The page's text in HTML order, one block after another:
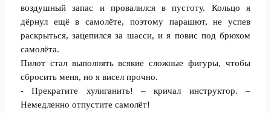
воздушный запас и провалился в пустоту. Кольцо я
дёрнул ещё в самолёте, поэтому парашют, не успев
раскрыться, зацепился за шасси, и я повис под брюхом
самолёта.
Пилот стал выполнять всякие сложные фигуры, чтобы
сбросить меня, но я висел прочно.
- Прекратите хулиганить! – кричал инструктор. –
Немедленно отпустите самолёт!